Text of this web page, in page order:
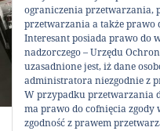
ograniczenia przetwarzania,
przetwarzania a także prawo
Interesant posiada prawo do
nadzorczego – Urzędu
uzasadnione jest, iż dane
administratora niezgodnie z
W przypadku przetwarzania
ma prawo do cofnięcia zgody
zgodność z prawem